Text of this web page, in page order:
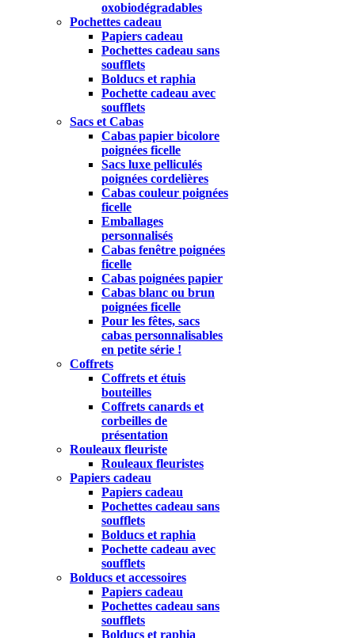
oxobiodégradables
Pochettes cadeau
Papiers cadeau
Pochettes cadeau sans
soufflets
Bolducs et raphia
Pochette cadeau avec
soufflets
Sacs et Cabas
Cabas papier bicolore
poignées ficelle
Sacs luxe pelliculés
poignées cordelières
Cabas couleur poignées
ficelle
Emballages
personnalisés
Cabas fenêtre poignées
ficelle
Cabas poignées papier
Cabas blanc ou brun
poignées ficelle
Pour les fêtes, sacs
cabas personnalisables
en petite série !
Coffrets
Coffrets et étuis
bouteilles
Coffrets canards et
corbeilles de
présentation
Rouleaux fleuriste
Rouleaux fleuristes
Papiers cadeau
Papiers cadeau
Pochettes cadeau sans
soufflets
Bolducs et raphia
Pochette cadeau avec
soufflets
Bolducs et accessoires
Papiers cadeau
Pochettes cadeau sans
soufflets
Bolducs et raphia